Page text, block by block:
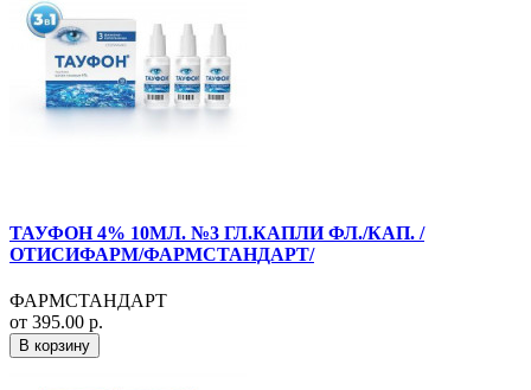
ТАУФОН 4% 10МЛ. №3 ГЛ.КАПЛИ ФЛ./КАП. /
ОТИСИФАРМ/ФАРМСТАНДАРТ/
ФАРМСТАНДАРТ
от 395.00 р.
В корзину